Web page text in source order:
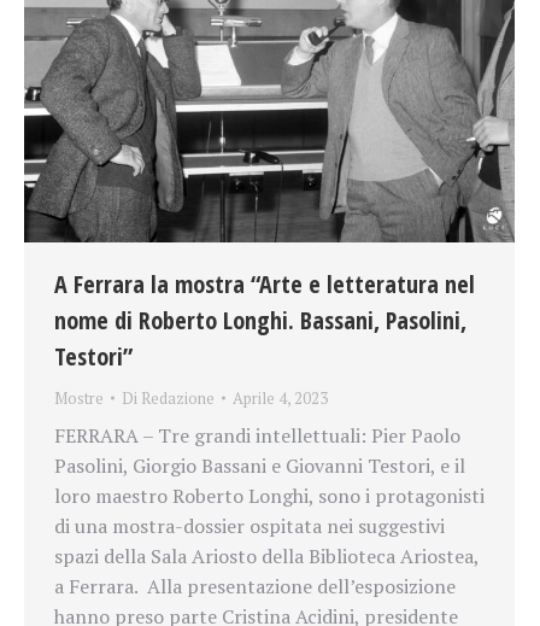
A Ferrara la mostra “Arte e letteratura nel
nome di Roberto Longhi. Bassani, Pasolini,
Testori”
Mostre Di Redazione Aprile 4, 2023
FERRARA – Tre grandi intellettuali: Pier Paolo
Pasolini, Giorgio Bassani e Giovanni Testori, e il
loro maestro Roberto Longhi, sono i protagonisti
di una mostra-dossier ospitata nei suggestivi
spazi della Sala Ariosto della Biblioteca Ariostea,
a Ferrara. Alla presentazione dell’esposizione
hanno preso parte Cristina Acidini, presidente